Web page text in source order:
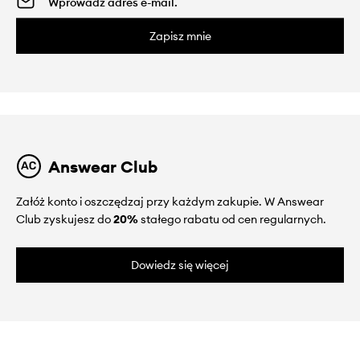
Zapisz mnie
Answear Club
Załóż konto i oszczędzaj przy każdym zakupie. W Answear
Club zyskujesz do20%stałego rabatu od cen regularnych.
Dowiedz się więcej